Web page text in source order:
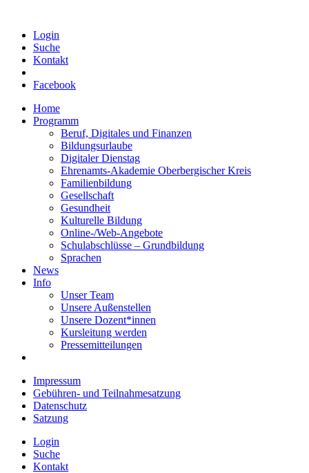
Login
Suche
Kontakt
Facebook
Home
Programm
Beruf, Digitales und Finanzen
Bildungsurlaube
Digitaler Dienstag
Ehrenamts-Akademie Oberbergischer Kreis
Familienbildung
Gesellschaft
Gesundheit
Kulturelle Bildung
Online-/Web-Angebote
Schulabschlüsse – Grundbildung
Sprachen
News
Info
Unser Team
Unsere Außenstellen
Unsere Dozent*innen
Kursleitung werden
Pressemitteilungen
Impressum
Gebühren- und Teilnahmesatzung
Datenschutz
Satzung
Login
Suche
Kontakt